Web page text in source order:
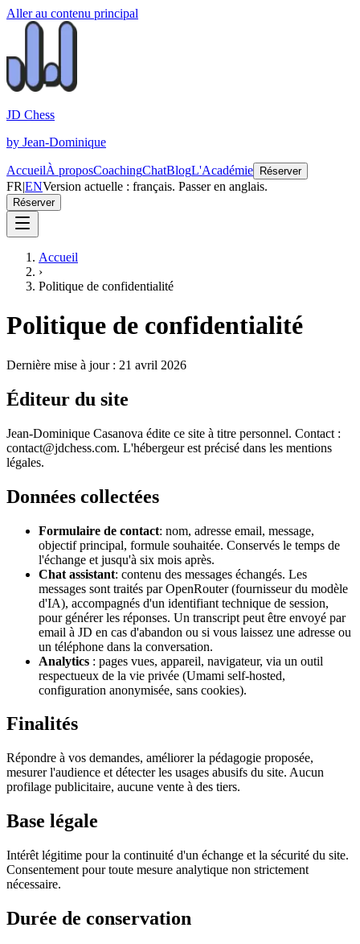
Aller au contenu principal
JD Chess
by Jean-Dominique
AccueilÀ proposCoachingChatBlogL'Académie Réserver
FR|ENVersion actuelle : français. Passer en anglais.
Réserver
Accueil
›
Politique de confidentialité
Politique de confidentialité
Dernière mise à jour : 21 avril 2026
Éditeur du site
Jean-Dominique Casanova édite ce site à titre personnel. Contact :
contact@jdchess.com. L'hébergeur est précisé dans les mentions
légales.
Données collectées
Formulaire de contact: nom, adresse email, message,
objectif principal, formule souhaitée. Conservés le temps de
l'échange et jusqu'à six mois après.
Chat assistant: contenu des messages échangés. Les
messages sont traités par OpenRouter (fournisseur du modèle
d'IA), accompagnés d'un identifiant technique de session,
pour générer les réponses. Un transcript peut être envoyé par
email à JD en cas d'abandon ou si vous laissez une adresse ou
un téléphone dans la conversation.
Analytics : pages vues, appareil, navigateur, via un outil
respectueux de la vie privée (Umami self-hosted,
configuration anonymisée, sans cookies).
Finalités
Répondre à vos demandes, améliorer la pédagogie proposée,
mesurer l'audience et détecter les usages abusifs du site. Aucun
profilage publicitaire, aucune vente à des tiers.
Base légale
Intérêt légitime pour la continuité d'un échange et la sécurité du site.
Consentement pour toute mesure analytique non strictement
nécessaire.
Durée de conservation